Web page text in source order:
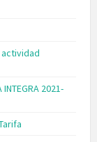
2021-